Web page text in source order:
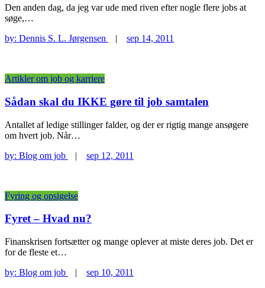
Den anden dag, da jeg var ude med riven efter nogle flere jobs at
søge,…
by: Dennis S. L. Jørgensen | sep 14, 2011
Artikler om job og karriere
Sådan skal du IKKE gøre til job samtalen
Antallet af ledige stillinger falder, og der er rigtig mange ansøgere
om hvert job. Når…
by: Blog om job | sep 12, 2011
Fyring og opsigelse
Fyret – Hvad nu?
Finanskrisen fortsætter og mange oplever at miste deres job. Det er
for de fleste et…
by: Blog om job | sep 10, 2011